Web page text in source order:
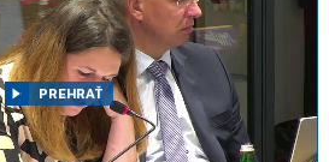
PREHRAŤ